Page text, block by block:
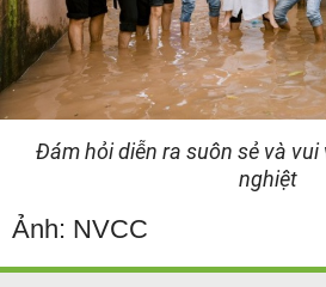
Đám hỏi diễn ra suôn sẻ và
nghiệt
Ảnh: NVCC